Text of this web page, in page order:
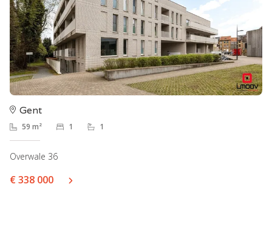
Gent
59 m² 1 1
Overwale 36
€ 338 000